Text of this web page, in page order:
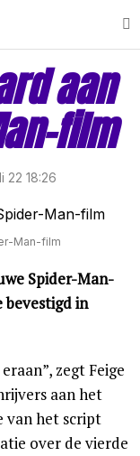
aan
film
22 18:26
Man-film
Spider-Man-
bevestigd in
zegt Feige
aan het
van het script
over de vierde